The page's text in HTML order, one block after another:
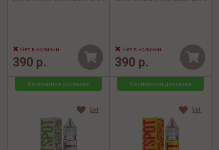
Нет в наличии
390 р.
Нет в наличии
390 р.
Бесплатная доставка Бесплатная доставка